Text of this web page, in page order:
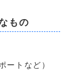
もの
ートなど）